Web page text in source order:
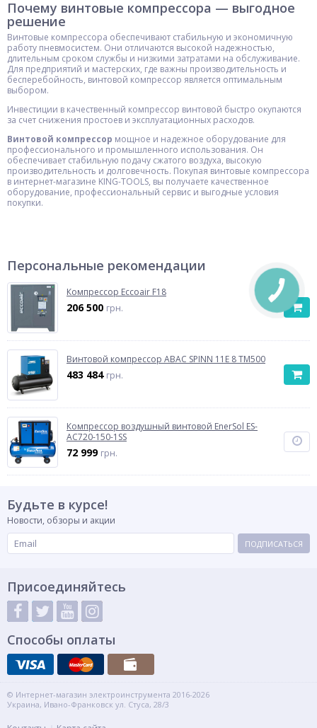
Почему винтовые компрессора — выгодное
решение
Винтовые компрессора обеспечивают стабильную и экономичную
работу пневмосистем. Они отличаются высокой надежностью,
длительным сроком службы и низкими затратами на обслуживание.
Для предприятий и мастерских, где важны производительность и
бесперебойность, винтовой компрессор является оптимальным
выбором.
Инвестиции в качественный компрессор винтовой быстро окупаются
за счет снижения простоев и эксплуатационных расходов.
Винтовой компрессор мощное и надежное оборудование для
профессионального и промышленного использования. Он
обеспечивает стабильную подачу сжатого воздуха, высокую
производительность и долговечность. Покупая винтовые компрессора
в интернет-магазине KING-TOOLS, вы получаете качественное
оборудование, профессиональный сервис и выгодные условия
покупки.
Персональные рекомендации
Компрессор Eccoair F18
206 500 грн.
Винтовой компрессор ABAC SPINN 11E 8 TM500
483 484 грн.
Компрессор воздушный винтовой EnerSol ES-
AC720-150-1SS
72 999 грн.
Будьте в курсе!
Новости, обзоры и акции
ПОДПИСАТЬСЯ
Присоединяйтесь
Способы оплаты
© Интернет-магазин электроинструмента 2016-2026
Украина, Ивано-Франковск ул. Стуса, 28/3